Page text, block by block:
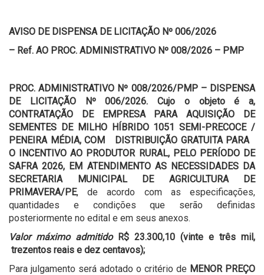
AVISO DE DISPENSA DE LICITAÇÃO Nº 006/2026
– Ref. AO PROC. ADMINISTRATIVO Nº 008/2026 – PMP
PROC. ADMINISTRATIVO Nº 008/2026/PMP – DISPENSA
DE LICITAÇÃO Nº 006/2026. Cujo o objeto é a,
CONTRATAÇÃO DE EMPRESA PARA AQUISIÇÃO DE
SEMENTES DE MILHO HÍBRIDO 1051 SEMI-PRECOCE /
PENEIRA MÉDIA, COM DISTRIBUIÇÃO GRATUITA PARA
O INCENTIVO AO PRODUTOR RURAL, PELO PERÍODO DE
SAFRA 2026, EM ATENDIMENTO AS NECESSIDADES DA
SECRETARIA MUNICIPAL DE AGRICULTURA DE
PRIMAVERA/PE, de acordo com as especificações,
quantidades e condições que serão definidas
posteriormente no edital e em seus anexos.
Valor máximo admitido R$ 23.300,10 (vinte e três mil,
trezentos reais e dez centavos);
Para julgamento será adotado o critério de MENOR PREÇO